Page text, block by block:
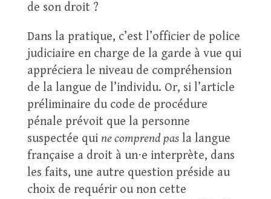
de son droit ?
Dans la pratique, c’est l’officier de police
judiciaire en charge de la garde à vue qui
appréciera le niveau de compréhension
de la langue de l’individu. Or, si l’article
préliminaire du code de procédure
pénale prévoit que la personne
suspectée qui ne comprend pasla langue
française a droit à un⋅e interprète, dans
les faits, une autre question préside au
choix de requérir ou non cette